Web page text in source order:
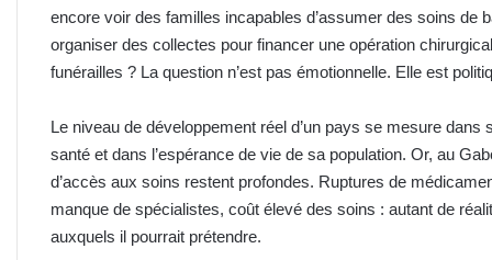
encore voir des familles incapables d’assumer des soins de
organiser des collectes pour financer une opération
funérailles ? La question n’est pas émotionnelle. Elle est
Le niveau de développement réel d’un pays se mesure
santé et dans l’espérance de vie de sa population. Or, au
d’accès aux soins restent profondes. Ruptures de
manque de spécialistes, coût élevé des soins : autant de
auxquels il pourrait prétendre.